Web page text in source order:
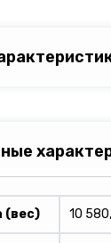
(вес) 10